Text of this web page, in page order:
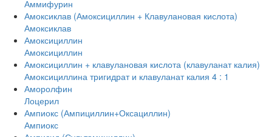
Аммифурин
Амоксиклав (Амоксициллин + Клавулановая кислота)
Амоксиклав
Амоксициллин
Амоксициллин
Амоксициллин + клавулановая кислота (клавуланат калия)
Амоксициллина тригидрат и клавуланат калия 4 : 1
Аморолфин
Лоцерил
Ампиокс (Ампициллин+Оксациллин)
Ампиокс